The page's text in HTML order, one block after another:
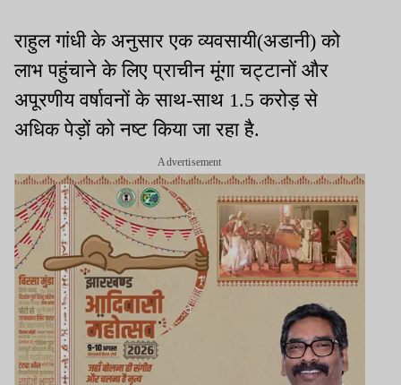
राहुल गांधी के अनुसार एक व्यवसायी(अडानी) को
लाभ पहुंचाने के लिए प्राचीन मूंगा चट्टानों और
अपूरणीय वर्षावनों के साथ-साथ 1.5 करोड़ से
अधिक पेड़ों को नष्ट किया जा रहा है.
Advertisement